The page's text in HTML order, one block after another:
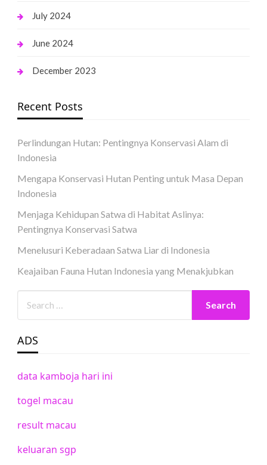
July 2024
June 2024
December 2023
Recent Posts
Perlindungan Hutan: Pentingnya Konservasi Alam di
Indonesia
Mengapa Konservasi Hutan Penting untuk Masa Depan
Indonesia
Menjaga Kehidupan Satwa di Habitat Aslinya:
Pentingnya Konservasi Satwa
Menelusuri Keberadaan Satwa Liar di Indonesia
Keajaiban Fauna Hutan Indonesia yang Menakjubkan
ADS
data kamboja hari ini
togel macau
result macau
keluaran sgp